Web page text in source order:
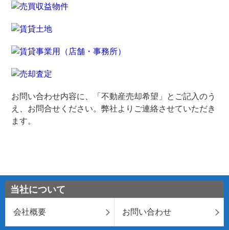
お問い合わせ内容に、「不動産売却希望」とご記入のう
え、お問合せください。弊社よりご連絡させていただき
ます。
当社について
会社概要 お問い合わせ